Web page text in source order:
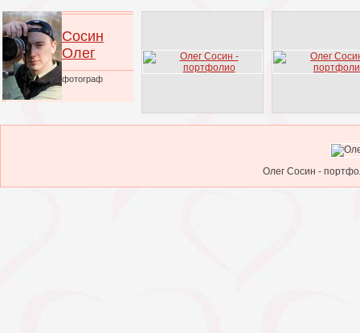
Сосин
Олег
фотограф
Олег Сосин -